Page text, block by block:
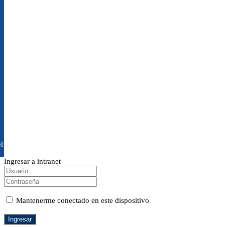
Ingresar a intranet
Mantenerme conectado en este dispositivo